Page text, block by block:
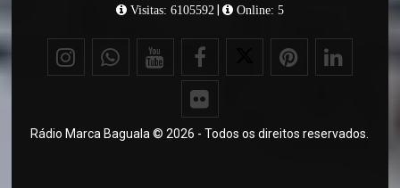
Visitas: 6105592 Online: 5
Rádio Marca Baguala © 2026 - Todos os direitos reservados.